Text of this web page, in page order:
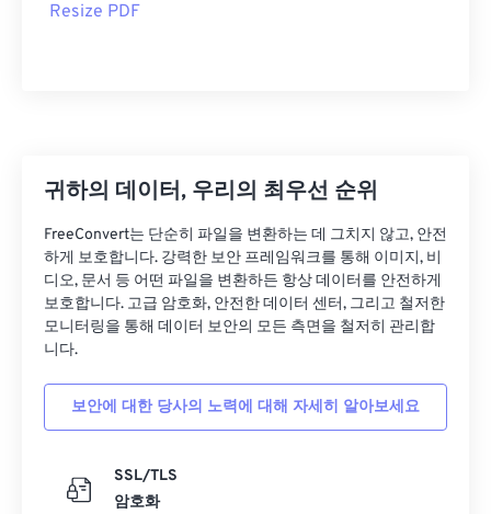
Resize PDF
귀하의 데이터, 우리의 최우선 순위
FreeConvert는 단순히 파일을 변환하는 데 그치지 않고, 안전
하게 보호합니다. 강력한 보안 프레임워크를 통해 이미지, 비
디오, 문서 등 어떤 파일을 변환하든 항상 데이터를 안전하게
보호합니다. 고급 암호화, 안전한 데이터 센터, 그리고 철저한
모니터링을 통해 데이터 보안의 모든 측면을 철저히 관리합
니다.
보안에 대한 당사의 노력에 대해 자세히 알아보세요
SSL/TLS
암호화